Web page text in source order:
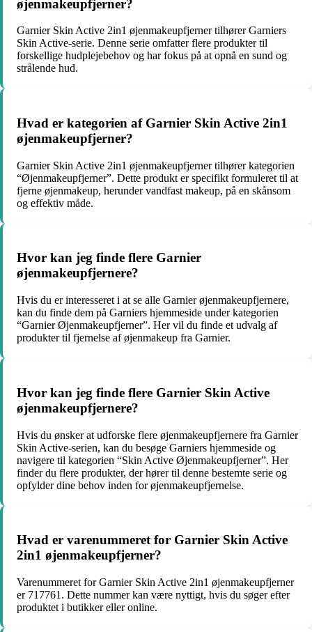
øjenmakeupfjerner?
Garnier Skin Active 2in1 øjenmakeupfjerner tilhører Garniers
Skin Active-serie. Denne serie omfatter flere produkter til
forskellige hudplejebehov og har fokus på at opnå en sund og
strålende hud.
Hvad er kategorien af Garnier Skin Active 2in1
øjenmakeupfjerner?
Garnier Skin Active 2in1 øjenmakeupfjerner tilhører kategorien
“Øjenmakeupfjerner”. Dette produkt er specifikt formuleret til at
fjerne øjenmakeup, herunder vandfast makeup, på en skånsom
og effektiv måde.
Hvor kan jeg finde flere Garnier
øjenmakeupfjernere?
Hvis du er interesseret i at se alle Garnier øjenmakeupfjernere,
kan du finde dem på Garniers hjemmeside under kategorien
“Garnier Øjenmakeupfjerner”. Her vil du finde et udvalg af
produkter til fjernelse af øjenmakeup fra Garnier.
Hvor kan jeg finde flere Garnier Skin Active
øjenmakeupfjernere?
Hvis du ønsker at udforske flere øjenmakeupfjernere fra Garnier
Skin Active-serien, kan du besøge Garniers hjemmeside og
navigere til kategorien “Skin Active Øjenmakeupfjerner”. Her
finder du flere produkter, der hører til denne bestemte serie og
opfylder dine behov inden for øjenmakeupfjernelse.
Hvad er varenummeret for Garnier Skin Active
2in1 øjenmakeupfjerner?
Varenummeret for Garnier Skin Active 2in1 øjenmakeupfjerner
er 717761. Dette nummer kan være nyttigt, hvis du søger efter
produktet i butikker eller online.